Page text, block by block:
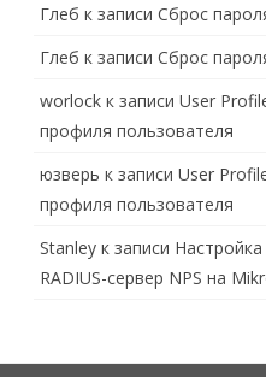
Глеб к записи Сброс
Глеб к записи Сброс
worlock к записи User
профиля пользователя
юзверь к записи User
профиля пользователя
Stanley к записи
RADIUS-сервер NPS на